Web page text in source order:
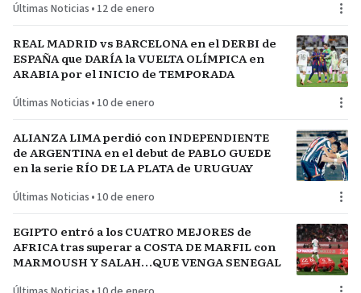
Últimas Noticias • 12 de enero
REAL MADRID vs BARCELONA en el DERBI de
ESPAÑA que DARÍA la VUELTA OLÍMPICA en
ARABIA por el INICIO de TEMPORADA
Últimas Noticias • 10 de enero
ALIANZA LIMA perdió con INDEPENDIENTE
de ARGENTINA en el debut de PABLO GUEDE
en la serie RÍO DE LA PLATA de URUGUAY
Últimas Noticias • 10 de enero
EGIPTO entró a los CUATRO MEJORES de
AFRICA tras superar a COSTA DE MARFIL con
MARMOUSH Y SALAH…QUE VENGA SENEGAL